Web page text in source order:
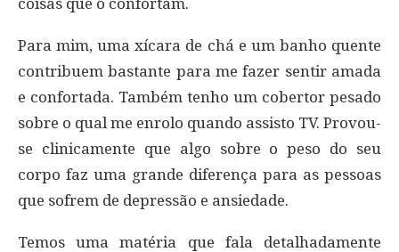
Para mim, uma xícara de chá e um banho quente
contribuem bastante para me fazer sentir amada
e confortada. Também tenho um cobertor pesado
sobre o qual me enrolo quando assisto TV. Provou-
se clinicamente que algo sobre o peso do seu
corpo faz uma grande diferença para as pessoas
que sofrem de depressão e ansiedade.
Temos uma matéria que fala detalhadamente